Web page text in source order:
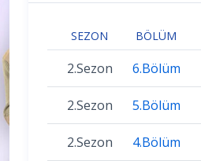
SEZON BÖLÜM
2.Sezon 6.Bölüm
2.Sezon 5.Bölüm
2.Sezon 4.Bölüm